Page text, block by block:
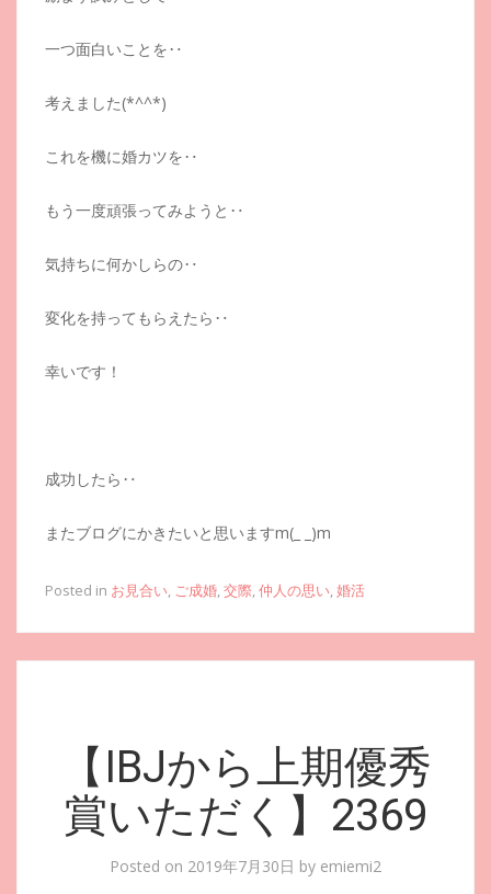
一つ面白いことを‥
考えました(*^^*)
これを機に婚カツを‥
もう一度頑張ってみようと‥
気持ちに何かしらの‥
変化を持ってもらえたら‥
幸いです！
成功したら‥
またブログにかきたいと思いますm(_ _)m
Posted in お見合い ご成婚 交際 仲人の思い 婚活
【IBJから上期優秀
賞いただく】2369
Posted on 2019年7月30日 by emiemi2